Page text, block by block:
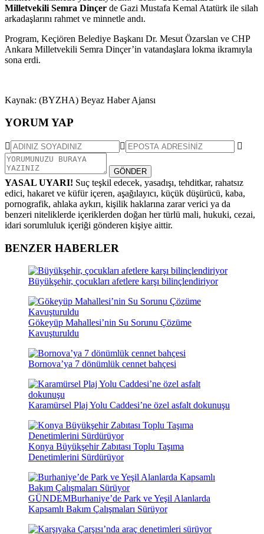
Milletvekili Semra Dinçer de Gazi Mustafa Kemal Atatürk ile silah
arkadaşlarını rahmet ve minnetle andı.
Program, Keçiören Belediye Başkanı Dr. Mesut Özarslan ve CHP
Ankara Milletvekili Semra Dinçer’in vatandaşlara lokma ikramıyla
sona erdi.
Kaynak: (BYZHA) Beyaz Haber Ajansı
YORUM YAP
GÖNDER
YASAL UYARI! Suç teşkil edecek, yasadışı, tehditkar, rahatsız
edici, hakaret ve küfür içeren, aşağılayıcı, küçük düşürücü, kaba,
pornografik, ahlaka aykırı, kişilik haklarına zarar verici ya da
benzeri niteliklerde içeriklerden doğan her türlü mali, hukuki, cezai,
idari sorumluluk içeriği gönderen kişiye aittir.
BENZER HABERLER
Büyükşehir, çocukları afetlere karşı bilinçlendiriyor
Gökeyüp Mahallesi’nin Su Sorunu Çözüme
Kavuşturuldu
Bornova’ya 7 dönümlük cennet bahçesi
Karamürsel Plaj Yolu Caddesi’ne özel asfalt dokunuşu
Konya Büyükşehir Zabıtası Toplu Taşıma
Denetimlerini Sürdürüyor
GÜNDEMBurhaniye’de Park ve Yeşil Alanlarda
Kapsamlı Bakım Çalışmaları Sürüyor